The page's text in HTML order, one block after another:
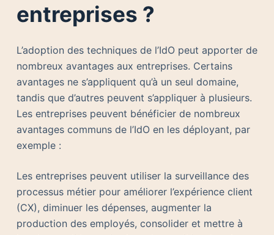
entreprises ?
L’adoption des techniques de l’IdO peut apporter de
nombreux avantages aux entreprises. Certains
avantages ne s’appliquent qu’à un seul domaine,
tandis que d’autres peuvent s’appliquer à plusieurs.
Les entreprises peuvent bénéficier de nombreux
avantages communs de l’IdO en les déployant, par
exemple :
Les entreprises peuvent utiliser la surveillance des
processus métier pour améliorer l’expérience client
(CX), diminuer les dépenses, augmenter la
production des employés, consolider et mettre à